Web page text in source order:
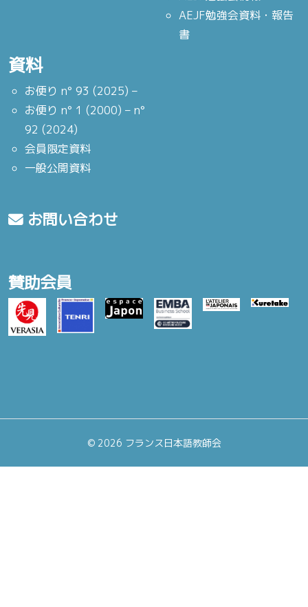
AEJF勉強会資料・報告
書
資料
お便り n° 93 (2025) –
お便り n° 1 (2000) – n°
92 (2024)
会員限定資料
一般公開資料
お問い合わせ
賛助会員
©2026 フランス日本語教師会